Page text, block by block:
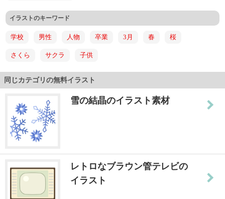
イラストのキーワード
学校 男性 人物 卒業 3月 春 桜
さくら サクラ 子供
同じカテゴリの無料イラスト
雪の結晶のイラスト素材
レトロなブラウン管テレビの
イラスト